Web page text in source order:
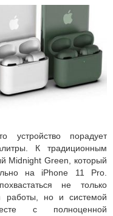
порадует
К традиционным
Midnight Green, который
на iPhone 11 Pro.
не только
работы, но и системой
с полноценной